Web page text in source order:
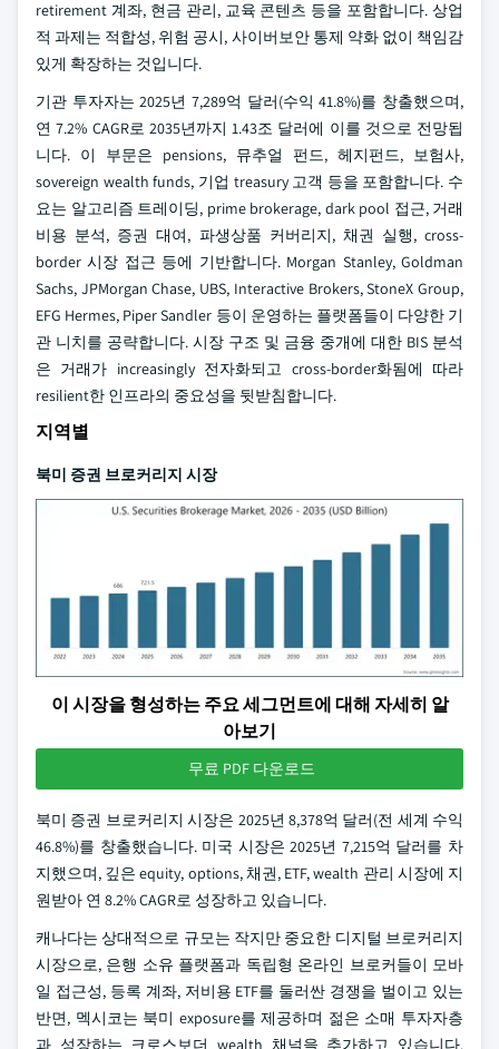
retirement 계좌, 현금 관리, 교육 콘텐츠 등을 포함합니다. 상업
적 과제는 적합성, 위험 공시, 사이버보안 통제 약화 없이 책임감
있게 확장하는 것입니다.
기관 투자자는 2025년 7,289억 달러(수익 41.8%)를 창출했으며,
연 7.2% CAGR로 2035년까지 1.43조 달러에 이를 것으로 전망됩
니다. 이 부문은 pensions, 뮤추얼 펀드, 헤지펀드, 보험사,
sovereign wealth funds, 기업 treasury 고객 등을 포함합니다. 수
요는 알고리즘 트레이딩, prime brokerage, dark pool 접근, 거래
비용 분석, 증권 대여, 파생상품 커버리지, 채권 실행, cross-
border 시장 접근 등에 기반합니다. Morgan Stanley, Goldman
Sachs, JPMorgan Chase, UBS, Interactive Brokers, StoneX Group,
EFG Hermes, Piper Sandler 등이 운영하는 플랫폼들이 다양한 기
관 니치를 공략합니다. 시장 구조 및 금융 중개에 대한 BIS 분석
은 거래가 increasingly 전자화되고 cross-border화됨에 따라
resilient한 인프라의 중요성을 뒷받침합니다.
지역별
북미 증권 브로커리지 시장
이 시장을 형성하는 주요 세그먼트에 대해 자세히 알
아보기
무료 PDF 다운로드
북미 증권 브로커리지 시장은 2025년 8,378억 달러(전 세계 수익
46.8%)를 창출했습니다. 미국 시장은 2025년 7,215억 달러를 차
지했으며, 깊은 equity, options, 채권, ETF, wealth 관리 시장에 지
원받아 연 8.2% CAGR로 성장하고 있습니다.
캐나다는 상대적으로 규모는 작지만 중요한 디지털 브로커리지
시장으로, 은행 소유 플랫폼과 독립형 온라인 브로커들이 모바
일 접근성, 등록 계좌, 저비용 ETF를 둘러싼 경쟁을 벌이고 있는
반면, 멕시코는 북미 exposure를 제공하며 젊은 소매 투자자층
과 성장하는 크로스보더 wealth 채널을 추가하고 있습니다.